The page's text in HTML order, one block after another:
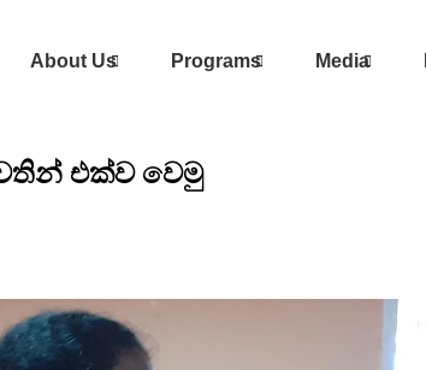
About Us Programs Media
එක්ව වෙමු